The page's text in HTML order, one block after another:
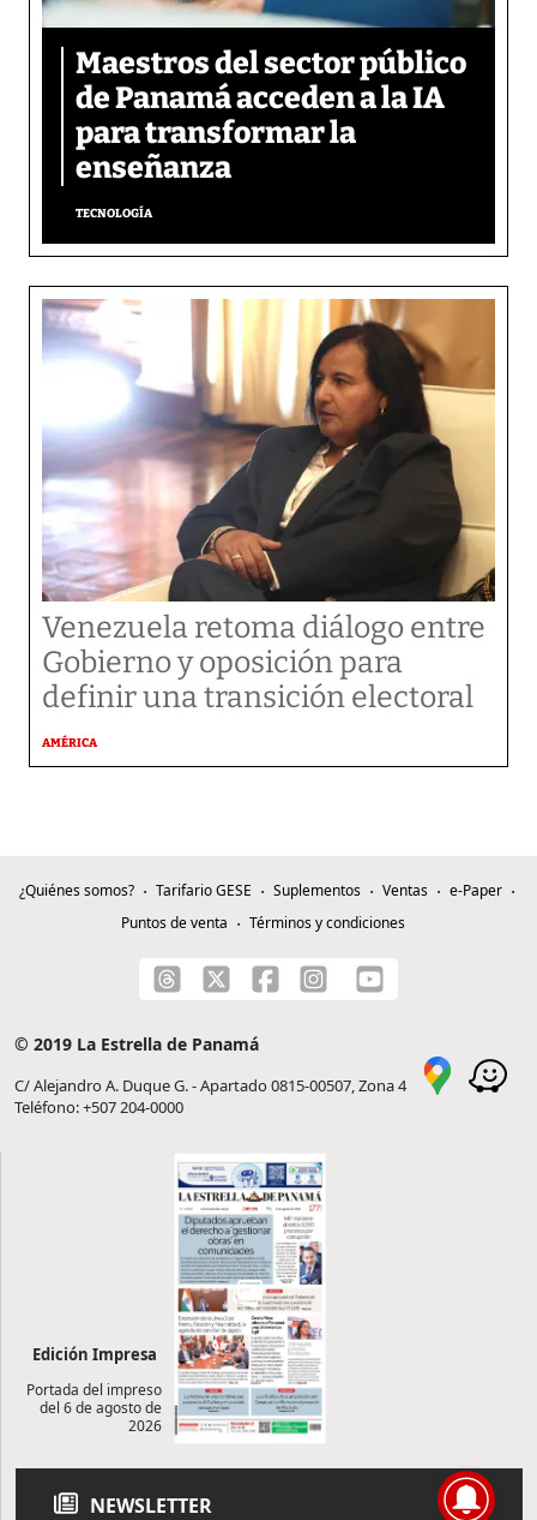
Maestros del sector público
de Panamá acceden a la IA
para transformar la
enseñanza
TECNOLOGÍA
Venezuela retoma diálogo entre
Gobierno y oposición para
definir una transición electoral
AMÉRICA
¿Quiénes somos? Tarifario GESE Suplementos Ventas
e-Paper
Puntos de venta
Términos y condiciones
© 2019 La Estrella de Panamá
C/ Alejandro A. Duque G. - Apartado 0815-00507, Zona 4
Teléfono: +507 204-0000
Edición Impresa
Portada del impreso
del 6 de agosto de
2026
NEWSLETTER